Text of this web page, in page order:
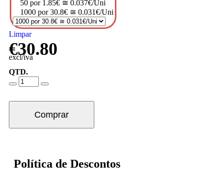
50 por 1.85€ ≅ 0.037€/Uni
1000 por 30.8€ ≅ 0.031€/Uni
Limpar
€30.80
excl/iva
QTD.
Comprar
Política de Descontos